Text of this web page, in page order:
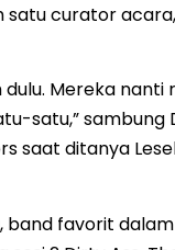
satu curator
dulu. Mereka nanti
satu,” sambung
saat ditanya
band favorit